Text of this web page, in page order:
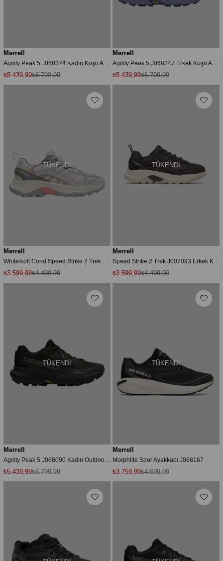
Merrell
₺5.439,99₺6.799,99
Merrell
₺5.439,99₺6.799,99
TÜKENDI
Merrell
Whıte/soft Coral Speed Strıke 2 Trek Kdn Outdoor Ayakkabı J008156
₺3.599,99₺4.499,99
TÜKENDI
Merrell
Speed Strıke 2 Trek J007093 Erkek Koşu Ayakkabısı - Kahverengi
₺3.599,99₺4.499,99
TÜKENDI
Merrell
₺5.439,99₺6.799,99
TÜKENDI
Merrell
Morphlite Spor Ayakkabı J068167
₺3.759,99₺4.699,99